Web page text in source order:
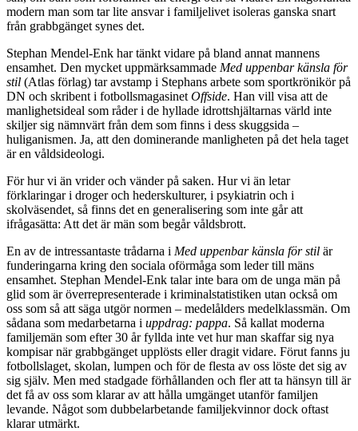
modern man som tar lite ansvar i familjelivet isoleras ganska snart
från grabbgänget synes det.
Stephan Mendel-Enk har tänkt vidare på bland annat mannens
ensamhet. Den mycket uppmärksammade Med uppenbar känsla för
stil (Atlas förlag) tar avstamp i Stephans arbete som sportkrönikör på
DN och skribent i fotbollsmagasinet Offside. Han vill visa att de
manlighetsideal som råder i de hyllade idrottshjältarnas värld inte
skiljer sig nämnvärt från dem som finns i dess skuggsida –
huliganismen. Ja, att den dominerande manligheten på det hela taget
är en våldsideologi.
För hur vi än vrider och vänder på saken. Hur vi än letar
förklaringar i droger och hederskulturer, i psykiatrin och i
skolväsendet, så finns det en generalisering som inte går att
ifrågasätta: Att det är män som begår våldsbrott.
En av de intressantaste trådarna i Med uppenbar känsla för stil är
funderingarna kring den sociala oförmåga som leder till mäns
ensamhet. Stephan Mendel-Enk talar inte bara om de unga män på
glid som är överrepresenterade i kriminalstatistiken utan också om
oss som så att säga utgör normen – medelålders medelklassmän. Om
sådana som medarbetarna i uppdrag: pappa. Så kallat moderna
familjemän som efter 30 år fyllda inte vet hur man skaffar sig nya
kompisar när grabbgänget upplösts eller dragit vidare. Förut fanns ju
fotbollslaget, skolan, lumpen och för de flesta av oss löste det sig av
sig själv. Men med stadgade förhållanden och fler att ta hänsyn till är
det få av oss som klarar av att hålla umgänget utanför familjen
levande. Något som dubbelarbetande familjekvinnor dock oftast
klarar utmärkt.